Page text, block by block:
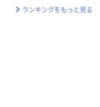
ランキングをもっと見る